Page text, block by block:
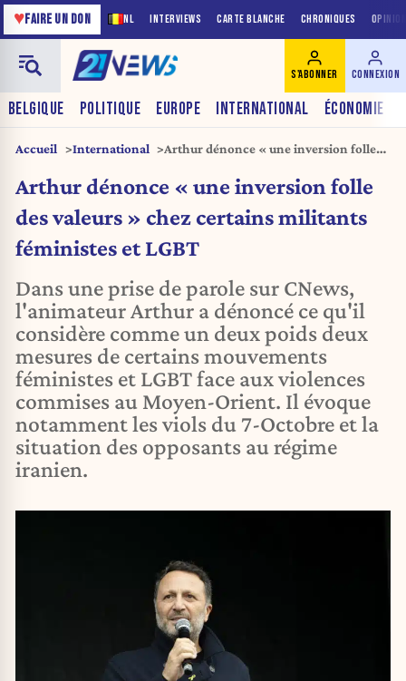
NL INTERVIEWS CARTE BLANCHE CHRONIQUES
♥FAIRE UN DON
BELGIQUE POLITIQUE EUROPE INTERNATIONAL ÉCONOMIE
S'ABONNER CONNEXION
Accueil International
Arthur dénonce « une inversion folle
féministes et LGBT
Arthur dénonce « une inversion folle
des valeurs » chez certains militants
féministes et LGBT
Dans une prise de parole sur CNews,
l'animateur Arthur a dénoncé ce qu'il
considère comme un deux poids deux
mesures de certains mouvements
féministes et LGBT face aux violences
commises au Moyen-Orient. Il évoque
notamment les viols du 7-Octobre et la
situation des opposants au régime
iranien.